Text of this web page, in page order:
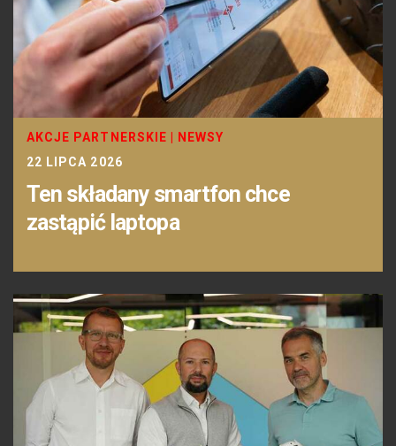
AKCJE PARTNERSKIE
NEWSY
22 LIPCA 2026
Ten składany smartfon chce
zastąpić laptopa